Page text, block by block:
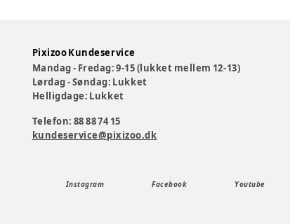
Pixizoo Kundeservice
Mandag - Fredag: 9-15 (lukket mellem 12-13)
Lørdag - Søndag: Lukket
Helligdage: Lukket
Telefon: 88 88 74 15
kundeservice@pixizoo.dk
Instagram Facebook Youtube